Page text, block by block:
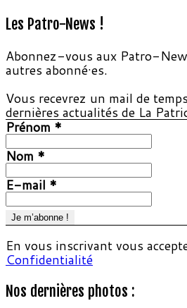
Les Patro-News !
Abonnez-vous aux Patro-
autres abonné·es.
Vous recevrez un mail de
dernières actualités de La
Prénom *
Nom *
E-mail *
En vous inscrivant vous
Confidentialité
Nos dernières photos :